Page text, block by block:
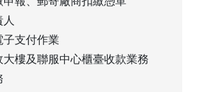
支付作業
樓及聯服中心櫃臺收款業務